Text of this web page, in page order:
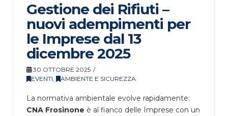
Gestione dei Rifiuti –
nuovi adempimenti per
le Imprese dal 13
dicembre 2025
30 OTTOBRE 2025
EVENTI, AMBIENTE E SICUREZZA
La normativa ambientale evolve rapidamente:
CNA Frosinone è al fianco delle Imprese con un